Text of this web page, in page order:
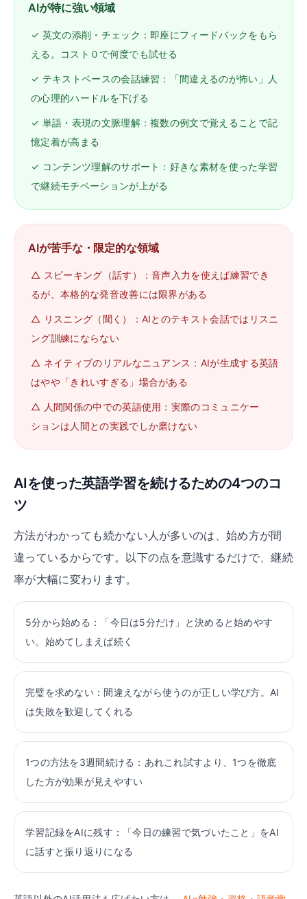
AIが特に強い領域
✓ 英文の添削・チェック：即座にフィードバックをもら
える。コスト０で何度でも試せる
✓ テキストベースの会話練習：「間違えるのが怖い」人
の心理的ハードルを下げる
✓ 単語・表現の文脈理解：複数の例文で覚えることで記
憶定着が高まる
✓ コンテンツ理解のサポート：好きな素材を使った学習
で継続モチベーションが上がる
AIが苦手な・限定的な領域
△ スピーキング（話す）：音声入力を使えば練習でき
るが、本格的な発音改善には限界がある
△ リスニング（聞く）：AIとのテキスト会話ではリスニ
ング訓練にならない
△ ネイティブのリアルなニュアンス：AIが生成する英語
はやや「きれいすぎる」場合がある
△ 人間関係の中での英語使用：実際のコミュニケー
ションは人間との実践でしか磨けない
AIを使った英語学習を続けるための4つのコ
ツ
方法がわかっても続かない人が多いのは、始め方が間
違っているからです。以下の点を意識するだけで、継続
率が大幅に変わります。
5分から始める：「今日は5分だけ」と決めると始めやす
い。始めてしまえば続く
完璧を求めない：間違えながら使うのが正しい学び方。AI
は失敗を歓迎してくれる
1つの方法を3週間続ける：あれこれ試すより、1つを徹底
した方が効果が見えやすい
学習記録をAIに残す：「今日の練習で気づいたこと」をAI
に話すと振り返りになる